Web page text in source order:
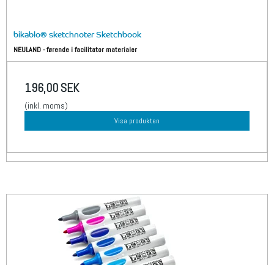
bikablo® sketchnoter Sketchbook
NEULAND - førende i facilitator materialer
196,00 SEK
(inkl. moms)
Visa produkten